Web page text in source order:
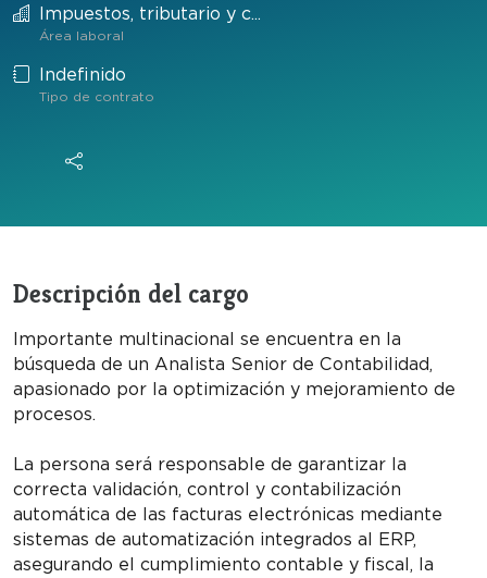
Impuestos, tributario y c...
Área laboral
Indefinido
Tipo de contrato
Descripción del cargo
Importante multinacional se encuentra en la
búsqueda de un Analista Senior de Contabilidad,
apasionado por la optimización y mejoramiento de
procesos.
La persona será responsable de garantizar la
correcta validación, control y contabilización
automática de las facturas electrónicas mediante
sistemas de automatización integrados al ERP,
asegurando el cumplimiento contable y fiscal, la